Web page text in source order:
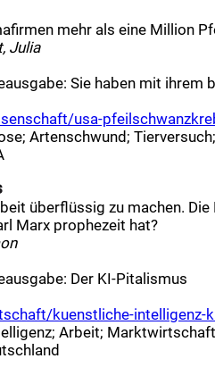
mehr als eine Million
Julia
Sie haben mit ihrem
usa-
; Artenschwund ; Tierversuch;
überflüssig zu machen.
Marx prophezeit hat?
Der KI-Pitalismus
kuenstliche-intelligenz-
; Arbeit; Marktwirtschaft